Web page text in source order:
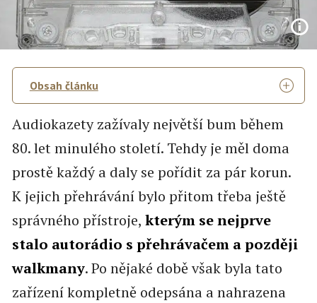
Obsah článku
Audiokazety zažívaly největší bum během
80. let minulého století. Tehdy je měl doma
prostě každý a daly se pořídit za pár korun.
K jejich přehrávání bylo přitom třeba ještě
správného přístroje, kterým se nejprve
stalo autorádio s přehrávačem a později
walkmany. Po nějaké době však byla tato
zařízení kompletně odepsána a nahrazena